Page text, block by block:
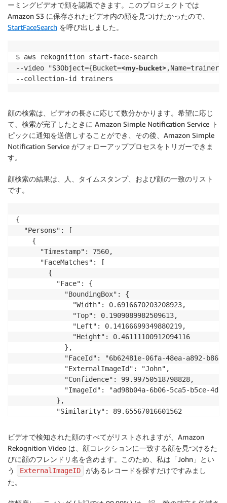
ーミングビデオで顔を認識できます。このプロジェクトでは
Amazon S3 に保存されたビデオ内の顔を見つけたかったので、
StartFaceSearch を呼び出しました。
$ aws rekognition start-face-search
--video "S3Object={Bucket=<my-bucket>
--collection-id trainers
顔の検索は、ビデオの長さに応じて数分かかります。希望に応じ
て、検索が完了したときに Amazon Simple Notification Service ト
ピックに通知を送信しすることができ、その後、Amazon Simple
Notification Service がフォローアッププロセスをトリガーできま
す。
顔検索の結果は、人、タイムスタンプ、および顔の一致のリスト
です。
{
  "Persons": [
    {
      "Timestamp": 7560,
      "FaceMatches": [
        {
          "Face": {
            "BoundingBox": {
              "Width": 0.6916670203208923,
              "Top": 0.1909089982509613,
              "Left": 0.14166699349880219,
              "Height": 0.46111100912094116
            },
"FaceId": "6b62481e-06fa-48ea-a892-
            "ExternalImageId": "John",
            "Confidence": 99.99750518798828,
"ImageId": "ad98b04a-6b06-5ca5-b5ce-
          },
          "Similarity": 89.65567016601562
      ],
    },
    {
      "Timestamp": 7640,
      ...
ビデオで検知された顔のすべてがリストされますが、Amazon
Rekognition Video は、顔コレクションに一致する顔を見つけるた
びに顔のフレンドリ名を含めます。このため、私は「John」とい
う
ExternalImageID
があるレコードを探すだけですみまし
た。